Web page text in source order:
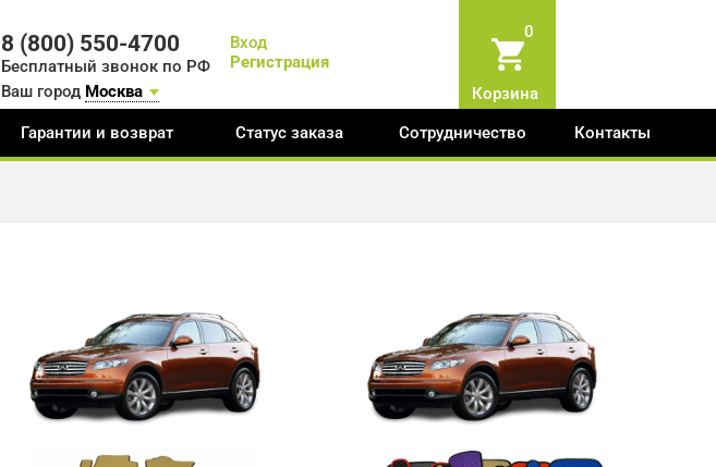
8 (800) 550-4700
Бесплатный звонок по РФ
Вход
Регистрация
0
Корзина
Ваш город Москва
Гарантии и возврат Статус заказа Сотрудничество Контакты